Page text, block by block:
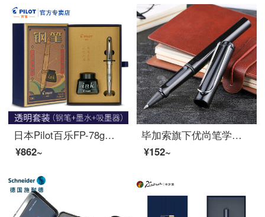
日本Pilot百乐FP-78g钢笔礼盒套装学生专用练字复古铱金笔可换墨囊成人高档送礼用 透明色礼盒装（配墨水） F尖/约0.4-0.5mm日常书写用
¥862~
毕加索旗下优尚笔学生用书写商务男士女士签字笔签字笔0.5mm钢笔式笔送礼个性签名笔 亮黑色
¥152~